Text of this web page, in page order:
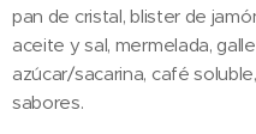
pan de cristal, blister de
aceite y sal, mermelada,
azúcar/sacarina, café
sabores.